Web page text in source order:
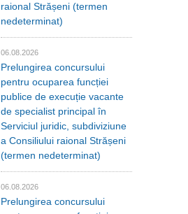
raional Strășeni (termen
nedeterminat)
06.08.2026
Prelungirea concursului
pentru ocuparea funcției
publice de execuție vacante
de specialist principal în
Serviciul juridic, subdiviziune
a Consiliului raional Strășeni
(termen nedeterminat)
06.08.2026
Prelungirea concursului